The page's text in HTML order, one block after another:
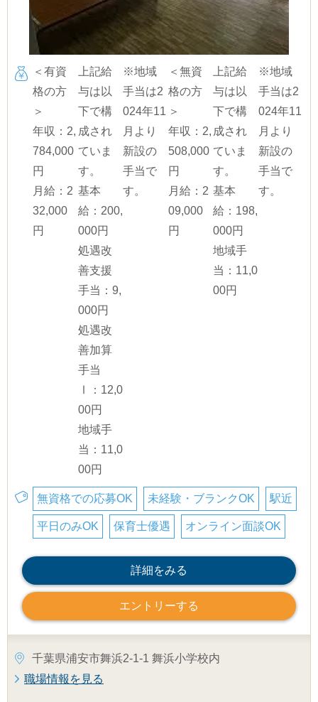
＜有資
格の方
＞
年収：2,
784,000
円
月給：2
32,000
円
上記給
与は以
下で構
成され
ていま
す。
基本
給：200,
000円
処遇改
善支援
手当：9,
000円
処遇改
善加算
手当
Ⅰ：12,0
00円
地域手
当：11,0
00円
※地域
手当は2
024年11
月より
新設の
手当で
す。
＜無資
格の方
＞
年収：2,
508,000
円
月給：2
09,000
円
上記給
与は以
下で構
成され
ていま
す。
基本
給：198,
000円
地域手
当：11,0
00円
※地域
手当は2
024年11
月より
新設の
手当で
す。
無資格での応募OK 未経験・ブランクOK 駅近
平日のみOK 保育士優遇 オンライン面談OK
詳細をみる
エントリーする
千葉県浦安市舞浜2-1-1 舞浜小学校内
職場情報を見る